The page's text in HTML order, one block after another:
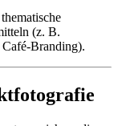
(z. B.
Branding).